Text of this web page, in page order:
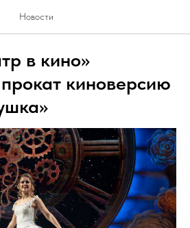
Новости
в кино»
киноверсию